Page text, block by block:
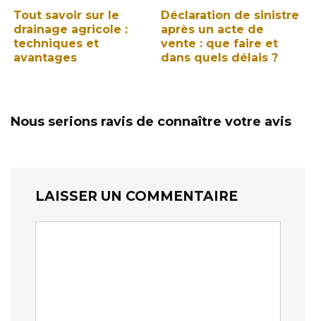
Tout savoir sur le
drainage agricole :
techniques et
avantages
Déclaration de sinistre
après un acte de
vente : que faire et
dans quels délais ?
Nous serions ravis de connaître votre avis
LAISSER UN COMMENTAIRE